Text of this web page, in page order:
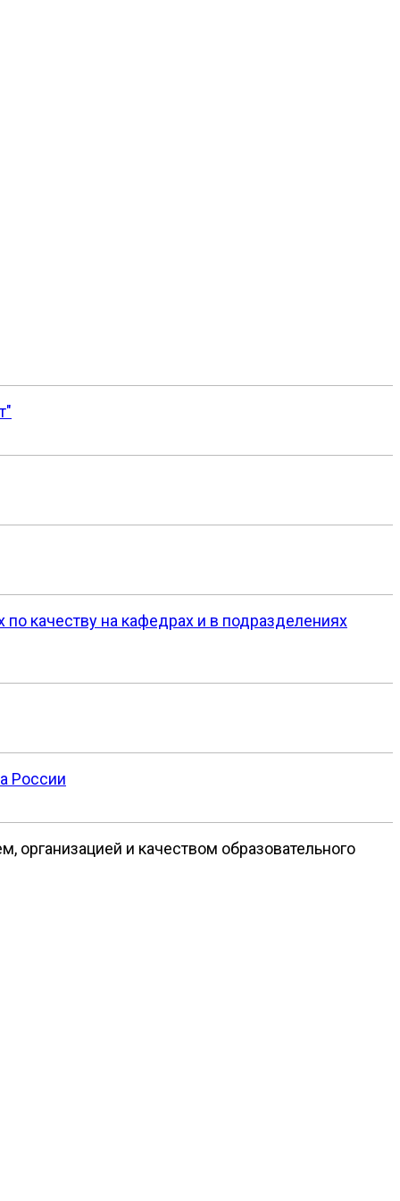
качеству на кафедрах и в подразделениях
России
организацией и качеством образовательного